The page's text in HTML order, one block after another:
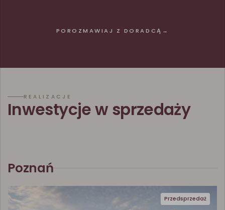
POROZMAWIAJ Z DORADCĄ →
REALIZACJE
Inwestycje w sprzedaży
Poznań
Przedsprzedaż